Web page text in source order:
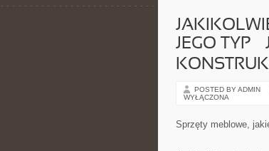
JEGO TYP
POSTED BY ADMIN
WYŁĄCZONA
Sprzęty meblowe,